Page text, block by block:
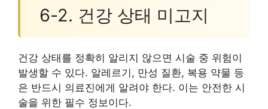
6-2. 건강 상태 미고지
건강 상태를 정확히 알리지 않으면 시술 중 위험이
발생할 수 있다. 알레르기, 만성 질환, 복용 약물 등
은 반드시 의료진에게 알려야 한다. 이는 안전한 시
술을 위한 필수 정보이다.